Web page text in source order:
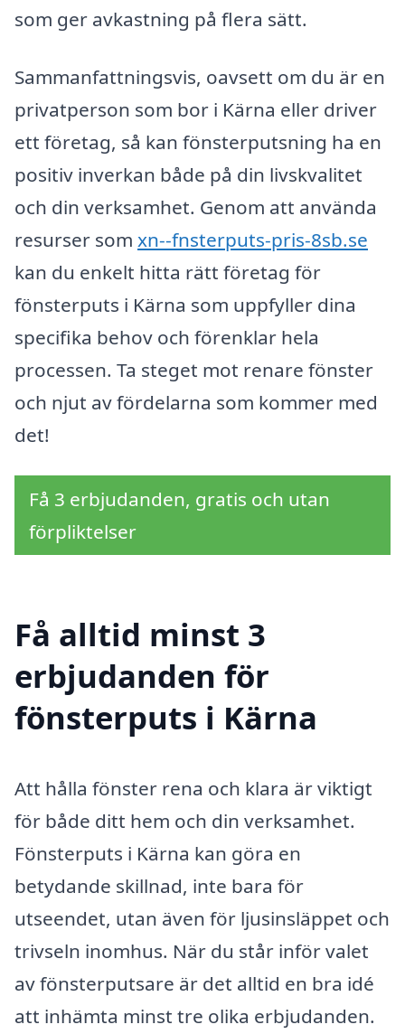
som ger avkastning på flera sätt.
Sammanfattningsvis, oavsett om du är en
privatperson som bor i Kärna eller driver
ett företag, så kan fönsterputsning ha en
positiv inverkan både på din livskvalitet
och din verksamhet. Genom att använda
resurser som xn--fnsterputs-pris-8sb.se
kan du enkelt hitta rätt företag för
fönsterputs i Kärna som uppfyller dina
specifika behov och förenklar hela
processen. Ta steget mot renare fönster
och njut av fördelarna som kommer med
det!
Få 3 erbjudanden, gratis och utan
förpliktelser
Få alltid minst 3
erbjudanden för
fönsterputs i Kärna
Att hålla fönster rena och klara är viktigt
för både ditt hem och din verksamhet.
Fönsterputs i Kärna kan göra en
betydande skillnad, inte bara för
utseendet, utan även för ljusinsläppet och
trivseln inomhus. När du står inför valet
av fönsterputsare är det alltid en bra idé
att inhämta minst tre olika erbjudanden.